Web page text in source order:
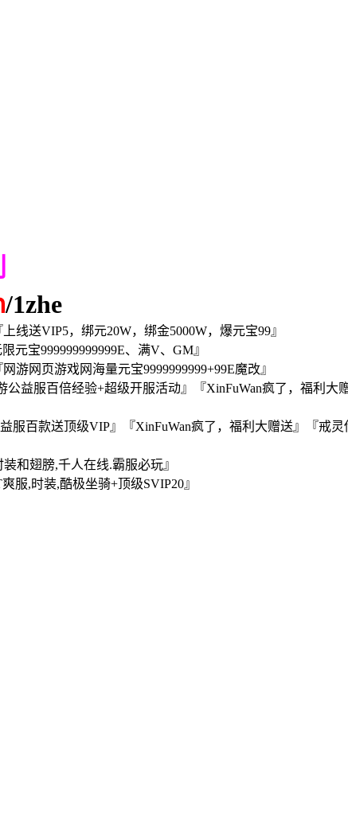
/1zhe
线送VIP5，绑元20W，绑金5000W，爆元宝99』
元宝999999999999E、满V、GM』
游网页游戏网海量元宝9999999999+99E魔改』
益服百倍经验+超级开服活动』『XinFuWan疯了，福利大
百款送顶级VIP』『XinFuWan疯了，福利大赠送』『戒
和翅膀,千人在线.霸服必玩』
服,时装,酷极坐骑+顶级SVIP20』